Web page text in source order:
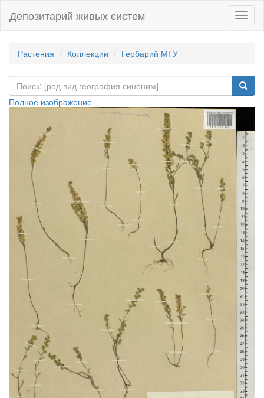
Депозитарий живых систем
Растения Коллекции Гербарий МГУ
Полное изображение